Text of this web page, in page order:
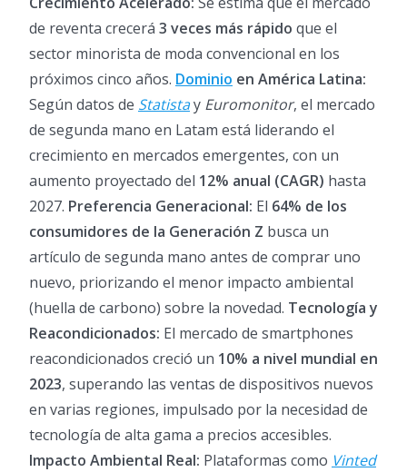
de reventa crecerá 3 veces más rápido que el
sector minorista de moda convencional en los
próximos cinco años. Dominio en América Latina:
Según datos de Statistay Euromonitor, el mercado
de segunda mano en Latam está liderando el
crecimiento en mercados emergentes, con un
aumento proyectado del 12% anual (CAGR) hasta
2027. Preferencia Generacional: El 64% de los
consumidores de la Generación Z busca un
artículo de segunda mano antes de comprar uno
nuevo, priorizando el menor impacto ambiental
(huella de carbono) sobre la novedad. Tecnología y
Reacondicionados: El mercado de smartphones
reacondicionados creció un 10% a nivel mundial en
2023, superando las ventas de dispositivos nuevos
en varias regiones, impulsado por la necesidad de
tecnología de alta gama a precios accesibles.
Impacto Ambiental Real: Plataformas como Vinted